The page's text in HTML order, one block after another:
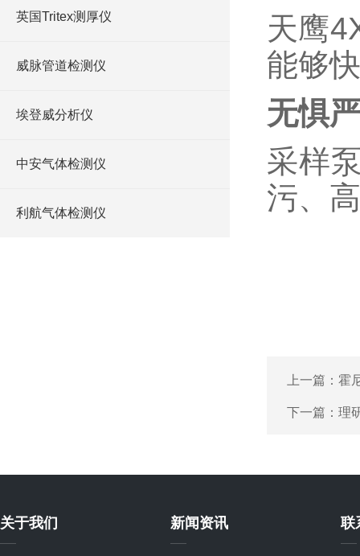
英国Tritex测厚仪
威脉管道检测仪
埃登威分析仪
中安气体检测仪
利航气体检测仪
天鹰
能够
无惧
采样
污、
上一篇： 霍
下一篇： 理
关于我们 新闻资讯 联